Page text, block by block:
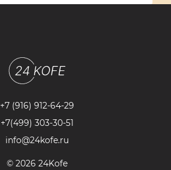
+7 (916) 912-64-29
+7(499) 303-30-51
info@24kofe.ru
© 2026 24Kofe